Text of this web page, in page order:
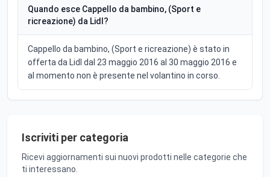
Quando esce Cappello da bambino, (Sport e
ricreazione) da Lidl?
Cappello da bambino, (Sport e ricreazione) è stato in
offerta da Lidl dal 23 maggio 2016 al 30 maggio 2016 e
al momento non è presente nel volantino in corso.
Iscriviti per categoria
Ricevi aggiornamenti sui nuovi prodotti nelle categorie che
ti interessano.